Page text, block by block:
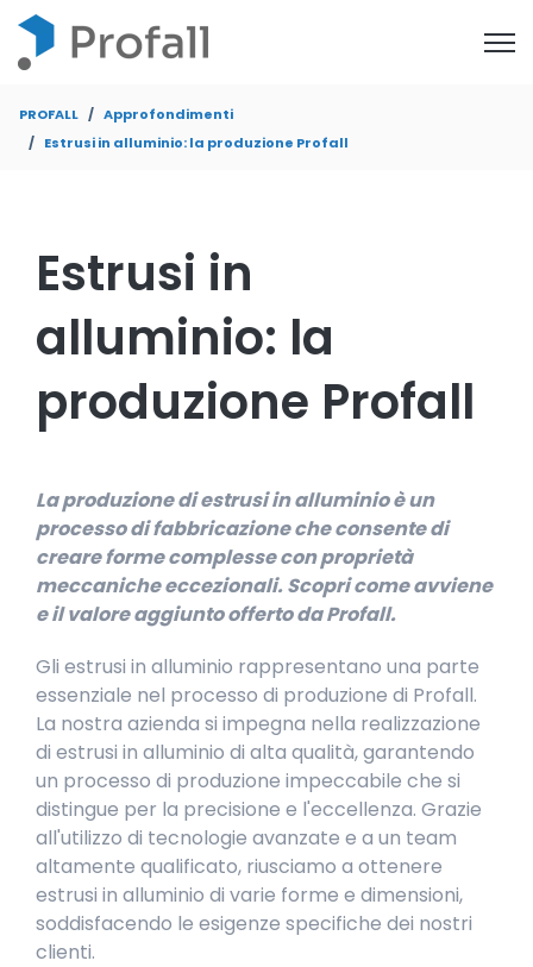
PROFALL
Approfondimenti
Estrusi in alluminio: la produzione Profall
Estrusi in
alluminio: la
produzione Profall
La produzione di estrusi in alluminio è un
processo di fabbricazione che consente di
creare forme complesse con proprietà
meccaniche eccezionali. Scopri come avviene
e il valore aggiunto offerto da Profall.
Gli estrusi in alluminio rappresentano una parte
essenziale nel processo di produzione di Profall.
La nostra azienda si impegna nella realizzazione
di estrusi in alluminio di alta qualità, garantendo
un processo di produzione impeccabile che si
distingue per la precisione e l'eccellenza. Grazie
all'utilizzo di tecnologie avanzate e a un team
altamente qualificato, riusciamo a ottenere
estrusi in alluminio di varie forme e dimensioni,
soddisfacendo le esigenze specifiche dei nostri
clienti.